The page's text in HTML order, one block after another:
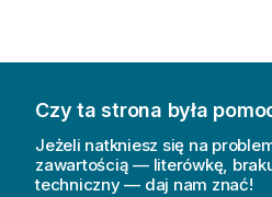
a
Czy ta strona była
Jeżeli natkniesz się na
zawartością — literówkę,
techniczny — daj nam znać!